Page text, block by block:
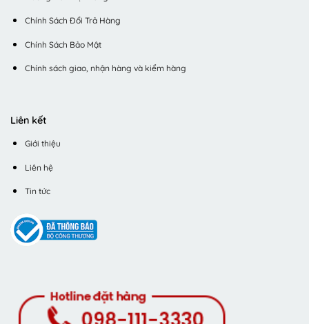
Chính Sách Đổi Trả Hàng
Chính Sách Bảo Mật
Chính sách giao, nhận hàng và kiểm hàng
Liên kết
Giới thiệu
Liên hệ
Tin tức